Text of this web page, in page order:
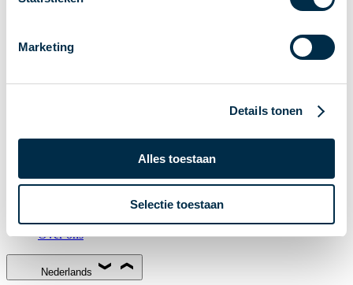
Marketing
Details tonen
Alles toestaan
Selectie toestaan
Deelnemers in het betalingsverkeer
Begrippenlijst
Over ons
Nederlands